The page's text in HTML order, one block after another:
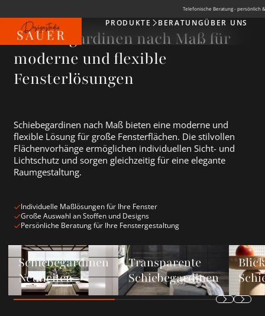
Telefonische Beratung - persönlich
Produkte
PRODUKTE BERATUNGÜBER UNS
Schiebegardinen nach Maß für
moderne und flexible
Fensterlösungen
Schiebegardinen nach Maß bieten eine moderne und
flexible Lösung für große Fensterflächen. Die stilvollen
Flächenvorhänge ermöglichen individuellen Sicht- und
Lichtschutz und sorgen gleichzeitig für eine elegante
Raumgestaltung.
Individuelle Maßlösungen für Ihre Fenster
Große Auswahl an Stoffen und Designs
Persönliche Beratung für Ihre Fenstergestaltung
Schiebegardinen Neuheiten ansehen
Schiebegardinen
Neuheiten
Transparente Schiebegardinen
Transparente
Schiebegardinen